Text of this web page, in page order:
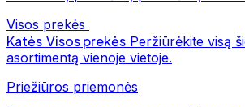
Visos prekės
Katės Visos prekės Peržiūrėkite visą
asortimentą vienoje vietoje.
Priežiūros priemonės